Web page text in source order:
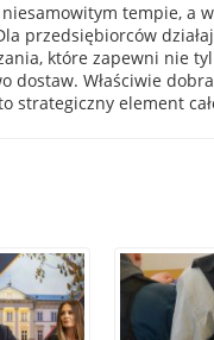
tempie, a
przedsiębiorców
które zapewni nie
dostaw. Właściwie
strategiczny element